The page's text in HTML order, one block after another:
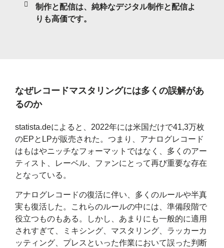
制作と配信は、純粋なデジタル制作と配信よ
りも高価です。
なぜレコードマスタリングには多くの誤解があ
るのか
statista.deによると、2022年には米国だけで41,3万枚
のEPとLPが販売された。つまり、アナログレコード
はもはやニッチなフォーマットではなく、多くのアー
ティスト、レーベル、ファンにとって再び重要な存在
となっている。
アナログレコードの復活に伴い、多くのルールや半真
実も復活した。これらのルールの中には、準備段階で
役立つものもある。しかし、あまりにも一般的に適用
されすぎて、ミキシング、マスタリング、ラッカーカ
ッティング、プレスといった作業において誤った判断